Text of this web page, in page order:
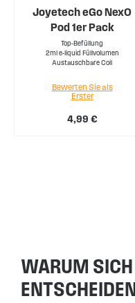
Joyetech eGo NexO
Pod 1er Pack
Top-Befüllung
2ml e-liquid Füllvolumen
Austauschbare Coil
4,99 €
Bewerten Sie als
Erster
WARUM SICH